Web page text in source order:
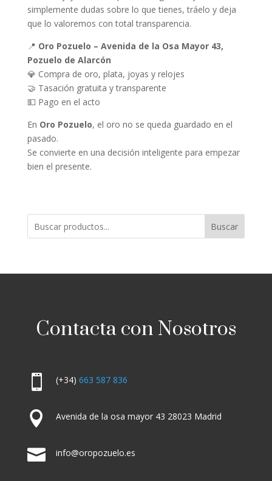
simplemente dudas sobre lo que tienes, tráelo y deja
que lo valoremos con total transparencia.
📍 Oro Pozuelo – Avenida de la Osa Mayor 43,
Pozuelo de Alarcón
💎 Compra de oro, plata, joyas y relojes
🤝 Tasación gratuita y transparente
💵 Pago en el acto
En Oro Pozuelo, el oro no se queda guardado en el
pasado.
Se convierte en una decisión inteligente para empezar
bien el presente.
Buscar
Contacta con Nosotros
 (+34) 663 587 836
 Avenida de la osa mayor 43 28023 Madrid
 info@oropozuelo.es